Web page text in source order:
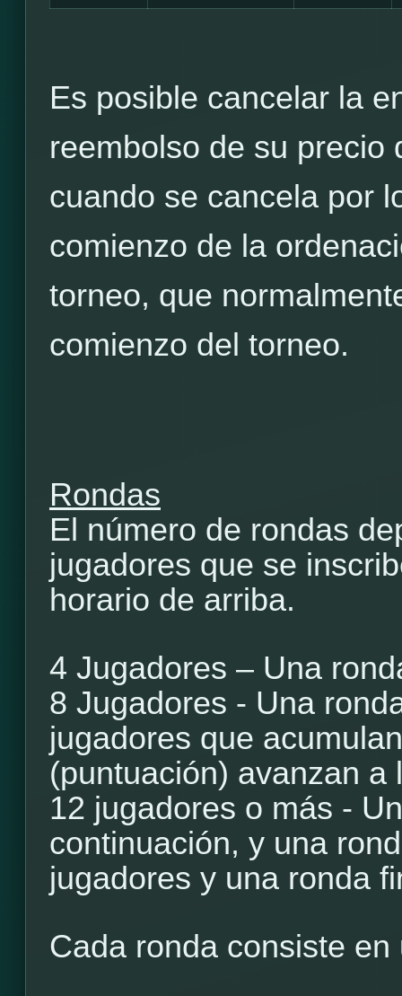
Es posible cancelar la
reembolso de su precio
cuando se cancela por
comienzo de la
torneo, que
comienzo del torneo.
Rondas
El número de rondas
jugadores que se
horario de arriba.
4 Jugadores – Una
8 Jugadores - Una
jugadores que
(puntuación) avanzan
12 jugadores o más -
continuación, y una
jugadores y una ronda
Cada ronda consiste